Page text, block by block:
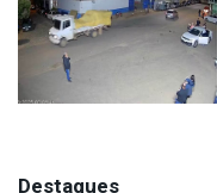
Destaques